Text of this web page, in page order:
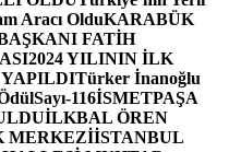
Aracı OlduKARABÜK
FATİH
2024 YILININ İLK
Türker İnanoğlu
Sayı-116İSMETPAŞA
İLKBAL ÖREN
MERKEZİİSTANBUL